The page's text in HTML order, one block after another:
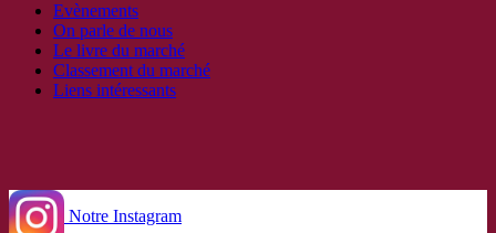
Evènements
On parle de nous
Le livre du marché
Classement du marché
Liens intéressants
Notre Instagram